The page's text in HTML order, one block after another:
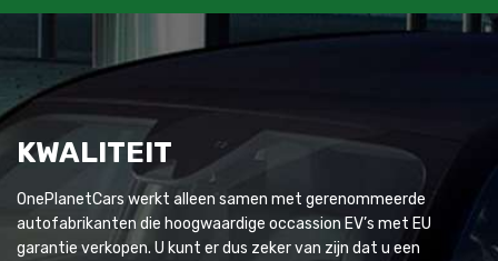
KWALITEIT
OnePlanetCars werkt alleen samen met gerenommeerde
autofabrikanten die hoogwaardige occassion EV’s met EU
garantie verkopen. U kunt er dus zeker van zijn dat u een